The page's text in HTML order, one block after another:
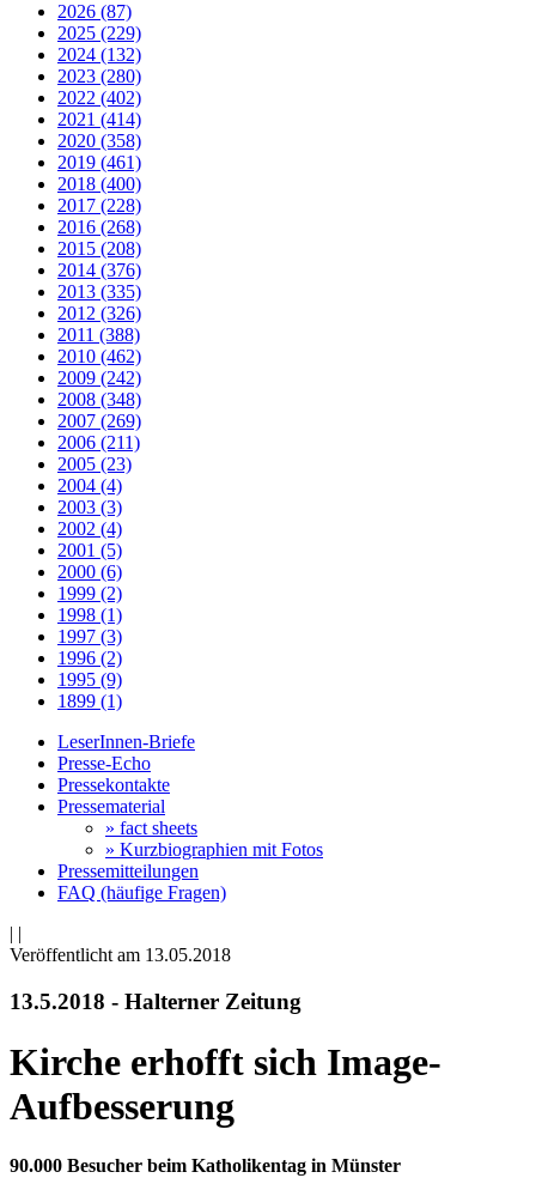
2026 (87)
2025 (229)
2024 (132)
2023 (280)
2022 (402)
2021 (414)
2020 (358)
2019 (461)
2018 (400)
2017 (228)
2016 (268)
2015 (208)
2014 (376)
2013 (335)
2012 (326)
2011 (388)
2010 (462)
2009 (242)
2008 (348)
2007 (269)
2006 (211)
2005 (23)
2004 (4)
2003 (3)
2002 (4)
2001 (5)
2000 (6)
1999 (2)
1998 (1)
1997 (3)
1996 (2)
1995 (9)
1899 (1)
LeserInnen-Briefe
Presse-Echo
Pressekontakte
Pressematerial
» fact sheets
» Kurzbiographien mit Fotos
Pressemitteilungen
FAQ (häufige Fragen)
| |
Veröffentlicht am 13­.05.2018
13.5.2018 - Halterner Zeitung
Kirche erhofft sich Image-
Aufbesserung
90.000 Besucher beim Katholikentag in Münster